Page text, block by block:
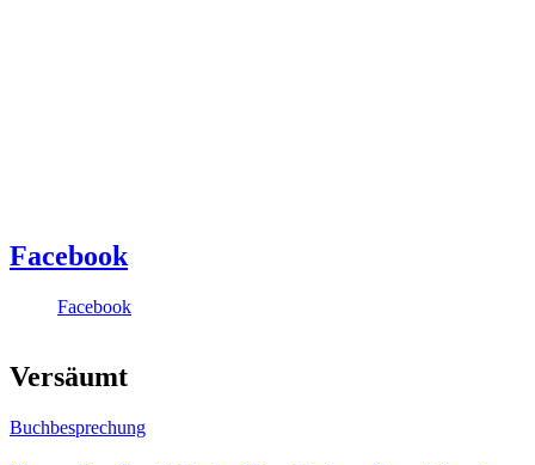
Facebook
Facebook
Versäumt
Buchbesprechung